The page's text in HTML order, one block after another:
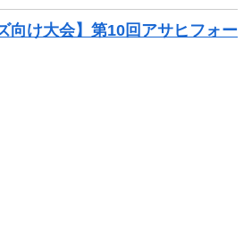
向け大会】第10回アサヒフォー